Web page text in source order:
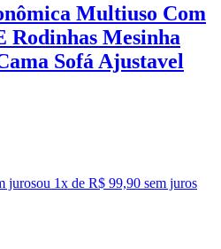
Multiuso Com
Rodinhas Mesinha
Sofá Ajustavel
jurosou 1x de R$ 99,90 sem juros